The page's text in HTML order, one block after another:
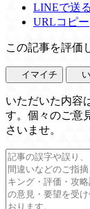
LINEで送る
URLコピー
この記事を評価
イマイチ
いただいた内容
す。個々のご意
さいませ。